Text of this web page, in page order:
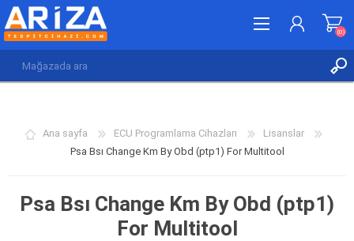
(0)
(0)
Ana sayfa ECU Programlama Cihazları
Lisanslar
Psa Bsı Change Km By Obd (ptp1) For Multitool
Psa Bsı Change Km By Obd (ptp1)
For Multitool